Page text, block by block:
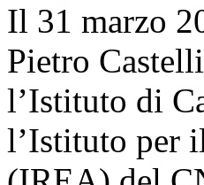
Il 31 marzo
Pietro
l’Istituto di
l’Istituto per